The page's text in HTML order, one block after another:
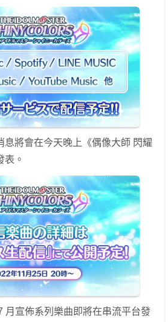
息將會在今天晚上《偶像大師 閃耀
表。
月宣佈系列樂曲即將在串流平台發